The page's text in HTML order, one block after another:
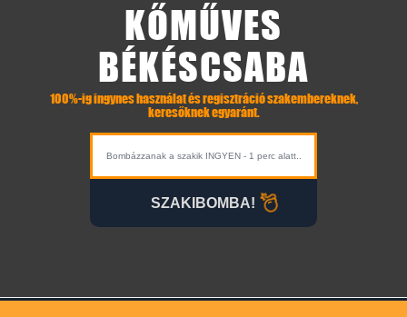
KŐMŰVES
BÉKÉSCSABA
100%-ig ingynes használat és regisztráció szakembereknek,
keresőknek egyaránt.
SZAKIBOMBA!